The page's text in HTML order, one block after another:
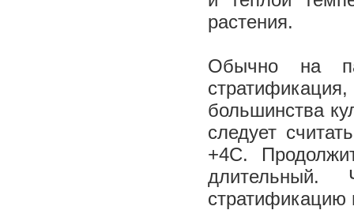
растения.
Обычно на
большинства
следует
+4С.
стратификацию